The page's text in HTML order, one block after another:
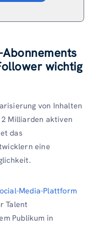
wichtig
von Inhalten
Milliarden aktiven
das
eine
Media-Plattform
Talent
Publikum in